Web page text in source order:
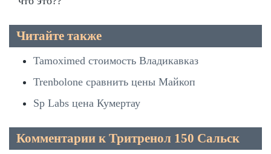
Читайте также
Tamoximed стоимость Владикавказ
Trenbolone сравнить цены Майкоп
Sp Labs цена Кумертау
Комментарии к Тритренол 150 Сальск